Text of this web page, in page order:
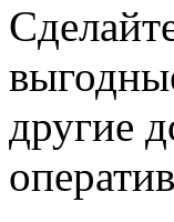
другие